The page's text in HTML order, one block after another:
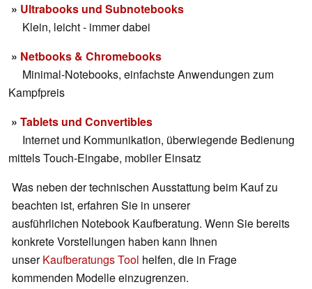
» Ultrabooks und Subnotebooks
Klein, leicht - immer dabei
» Netbooks & Chromebooks
Minimal-Notebooks, einfachste Anwendungen zum
Kampfpreis
» Tablets und Convertibles
Internet und Kommunikation, überwiegende Bedienung
mittels Touch-Eingabe, mobiler Einsatz
Was neben der technischen Ausstattung beim Kauf zu
beachten ist, erfahren Sie in unserer
ausführlichen Notebook Kaufberatung. Wenn Sie bereits
konkrete Vorstellungen haben kann Ihnen
unserKaufberatungs Tool helfen, die in Frage
kommenden Modelle einzugrenzen.